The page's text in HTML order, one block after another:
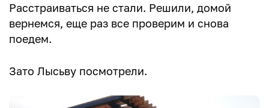
Расстраиваться не стали. Решили, домой
вернемся, еще раз все проверим и снова
поедем.
Зато Лысьву посмотрели.